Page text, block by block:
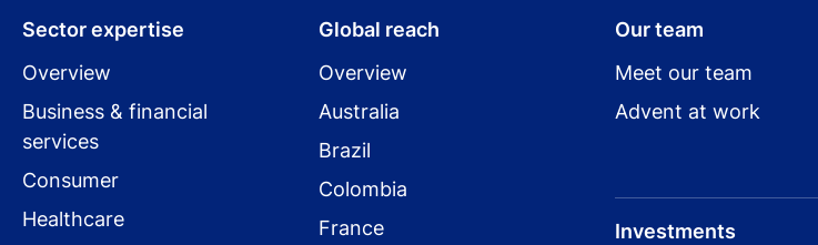
Sector expertise
Overview
Business & financial
services
Consumer
Healthcare
Global reach
Overview
Australia
Brazil
Colombia
France
Our team
Meet our team
Advent at work
Investments